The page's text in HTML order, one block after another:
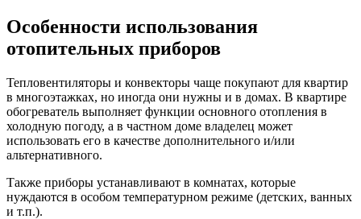
Особенности использования
отопительных приборов
Тепловентиляторы и конвекторы чаще покупают для квартир
в многоэтажках, но иногда они нужны и в домах. В квартире
обогреватель выполняет функции основного отопления в
холодную погоду, а в частном доме владелец может
использовать его в качестве дополнительного и/или
альтернативного.
Также приборы устанавливают в комнатах, которые
нуждаются в особом температурном режиме (детских, ванных
и т.п.).